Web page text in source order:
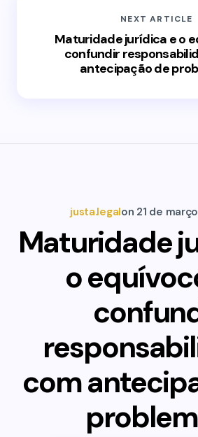
NEXT ARTICLE
Maturidade jurídica e o
confundir
antecipação de
justa.legalon 21 de
Maturidade
o
com